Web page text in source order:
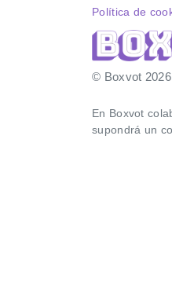
Política de
© Boxvot
En Boxvot
supondrá un